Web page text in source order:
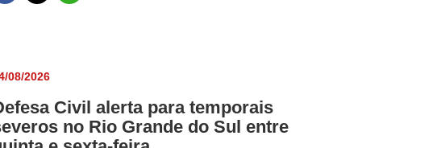
08/2026
Civil alerta para temporais
no Rio Grande do Sul entre